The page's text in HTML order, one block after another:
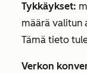
Tykkäykset:
määrä valitun
Tämä tieto
Verkon